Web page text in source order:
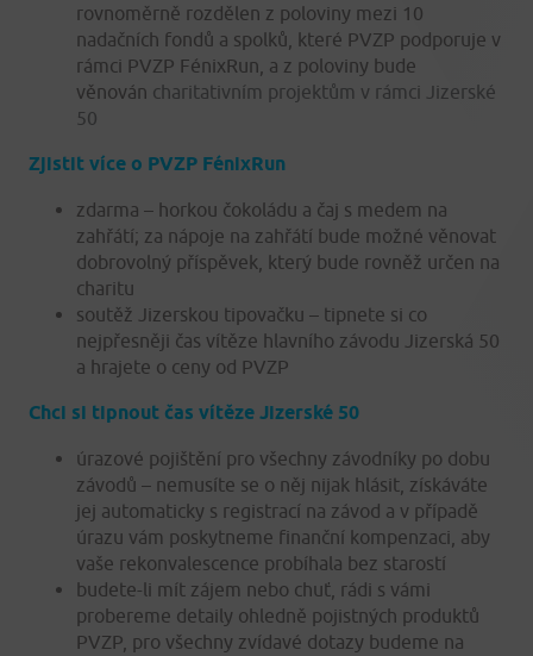
rovnoměrně rozdělen z poloviny mezi 10
nadačních fondů a spolků, které PVZP podporuje v
rámci PVZP FénixRun, a z poloviny bude
věnován charitativním projektům v rámci Jizerské
50
Zjistit více o PVZP FénixRun
zdarma – horkou čokoládu a čaj s medem na
zahřátí; za nápoje na zahřátí bude možné věnovat
dobrovolný příspěvek, který bude rovněž určen na
charitu
soutěž Jizerskou tipovačku – tipnete si co
nejpřesněji čas vítěze hlavního závodu Jizerská 50
a hrajete o ceny od PVZP
Chci si tipnout čas vítěze Jizerské 50
úrazové pojištění pro všechny závodníky po dobu
závodů – nemusíte se o něj nijak hlásit, získáváte
jej automaticky s registrací na závod a v případě
úrazu vám poskytneme finanční kompenzaci, aby
vaše rekonvalescence probíhala bez starostí
budete-li mít zájem nebo chuť, rádi s vámi
probereme detaily ohledně pojistných produktů
PVZP, pro všechny zvídavé dotazy budeme na